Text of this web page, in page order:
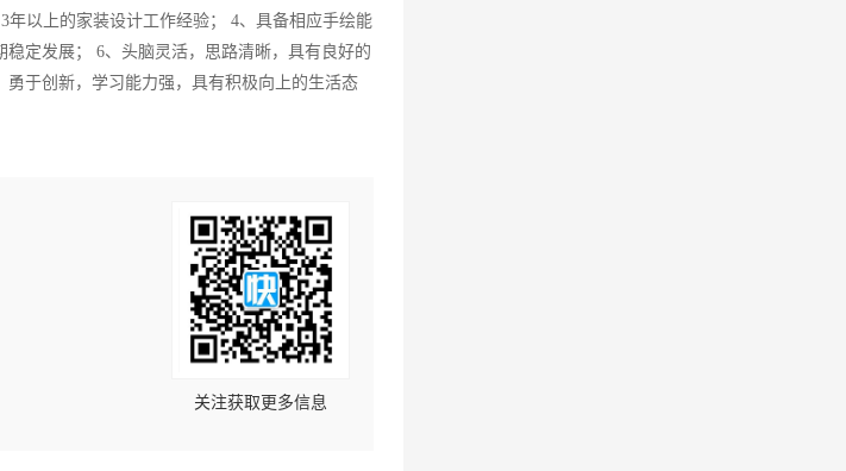
年以上的家装设计工作经验； 4、具备相应手绘能
定发展； 6、头脑灵活，思路清晰，具有良好的
于创新，学习能力强，具有积极向上的生活态
关注获取更多信息